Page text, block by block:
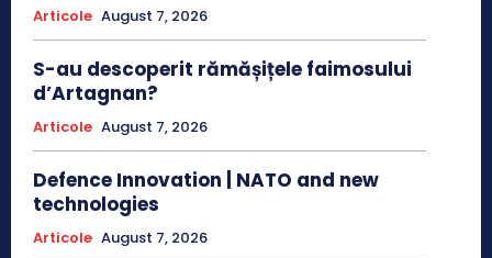
Articole August 7, 2026
S-au descoperit rămășițele faimosului
d’Artagnan?
Articole August 7, 2026
Defence Innovation | NATO and new
technologies
Articole August 7, 2026